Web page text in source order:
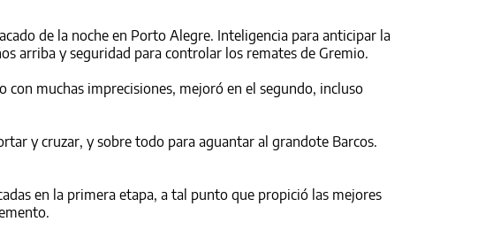
de la noche en Porto Alegre. Inteligencia para anticipar la
arriba y seguridad para controlar los remates de Gremio.
con muchas imprecisiones, mejoró en el segundo, incluso
y cruzar, y sobre todo para aguantar al grandote Barcos.
en la primera etapa, a tal punto que propició las mejores